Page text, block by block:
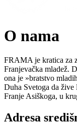
O nama
FRAMA je kratica za
Franjevačka mladež.
ona je »bratstvo
Duha Svetoga da žive
Franje Asiškoga, u
Adresa